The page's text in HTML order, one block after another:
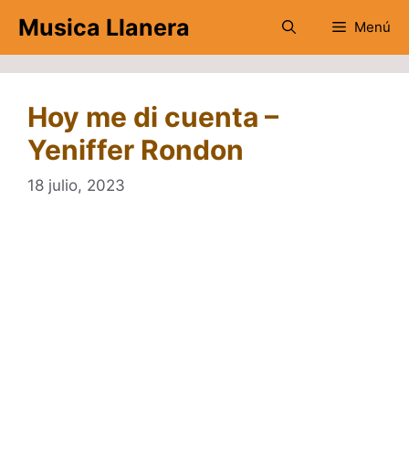
contenido
Musica Llanera Menú
Hoy me di cuenta –
Yeniffer Rondon
18 julio, 2023